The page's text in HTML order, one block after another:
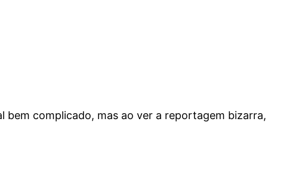
complicado, mas ao ver a reportagem bizarra,